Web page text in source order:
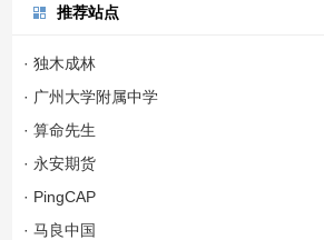
推荐站点
· 独木成林
· 广州大学附属中学
· 算命先生
· 永安期货
· PingCAP
· 马良中国